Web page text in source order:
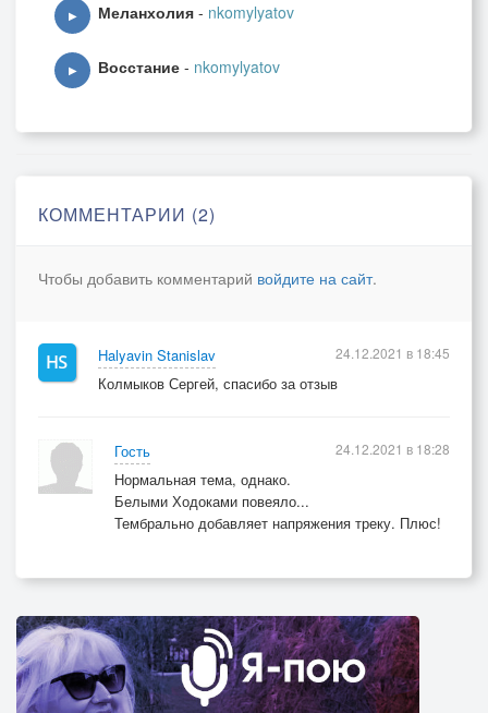
▶ Меланхолия - nkomylyatov
▶ Восстание - nkomylyatov
КОММЕНТАРИИ (2)
Чтобы добавить комментарий войдите на сайт.
Halyavin Stanislav
Колмыков Сергей, спасибо за отзыв
24.12.2021 в 18:45
Гость
Нормальная тема, однако.
Белыми Ходоками повеяло...
Тембрально добавляет напряжения треку. Плюс!
24.12.2021 в 18:28